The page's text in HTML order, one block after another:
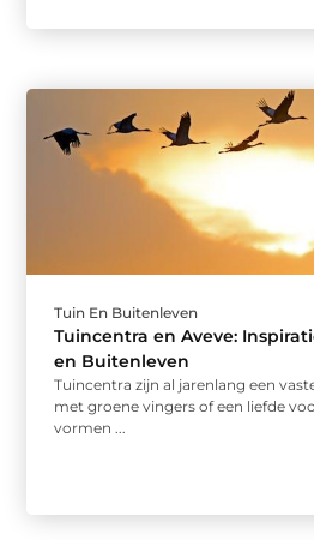
Tuin En Buitenleven
Tuincentra en Aveve:
en Buitenleven
Tuincentra zijn al jarenlang een
met groene vingers of een liefde
vormen ...